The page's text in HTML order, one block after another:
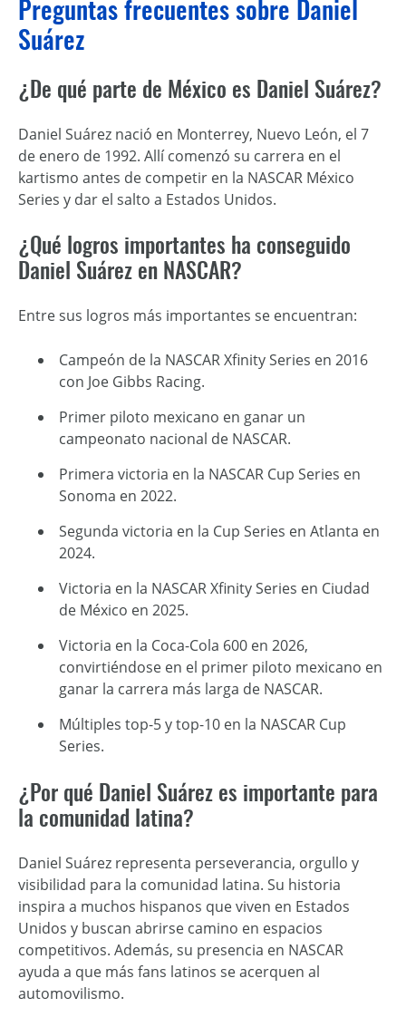
Preguntas frecuentes sobre Daniel
Suárez
¿De qué parte de México es Daniel Suárez?
Daniel Suárez nació en Monterrey, Nuevo León, el 7
de enero de 1992. Allí comenzó su carrera en el
kartismo antes de competir en la NASCAR México
Series y dar el salto a Estados Unidos.
¿Qué logros importantes ha conseguido
Daniel Suárez en NASCAR?
Entre sus logros más importantes se encuentran:
Campeón de la NASCAR Xfinity Series en 2016
con Joe Gibbs Racing.
Primer piloto mexicano en ganar un
campeonato nacional de NASCAR.
Primera victoria en la NASCAR Cup Series en
Sonoma en 2022.
Segunda victoria en la Cup Series en Atlanta en
2024.
Victoria en la NASCAR Xfinity Series en Ciudad
de México en 2025.
Victoria en la Coca-Cola 600 en 2026,
convirtiéndose en el primer piloto mexicano en
ganar la carrera más larga de NASCAR.
Múltiples top-5 y top-10 en la NASCAR Cup
Series.
¿Por qué Daniel Suárez es importante para
la comunidad latina?
Daniel Suárez representa perseverancia, orgullo y
visibilidad para la comunidad latina. Su historia
inspira a muchos hispanos que viven en Estados
Unidos y buscan abrirse camino en espacios
competitivos. Además, su presencia en NASCAR
ayuda a que más fans latinos se acerquen al
automovilismo.